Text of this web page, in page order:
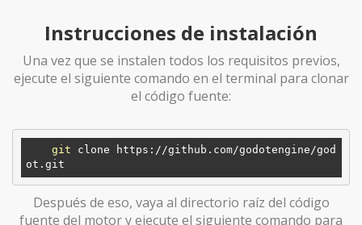
Instrucciones de instalación
Una vez que se instalen todos los requisitos previos,
ejecute el siguiente comando en el terminal para clonar
el código fuente:
git clone https://github.com/godotengine/god
Después de eso, vaya al directorio raíz del código
fuente del motor y ejecute el siguiente comando para